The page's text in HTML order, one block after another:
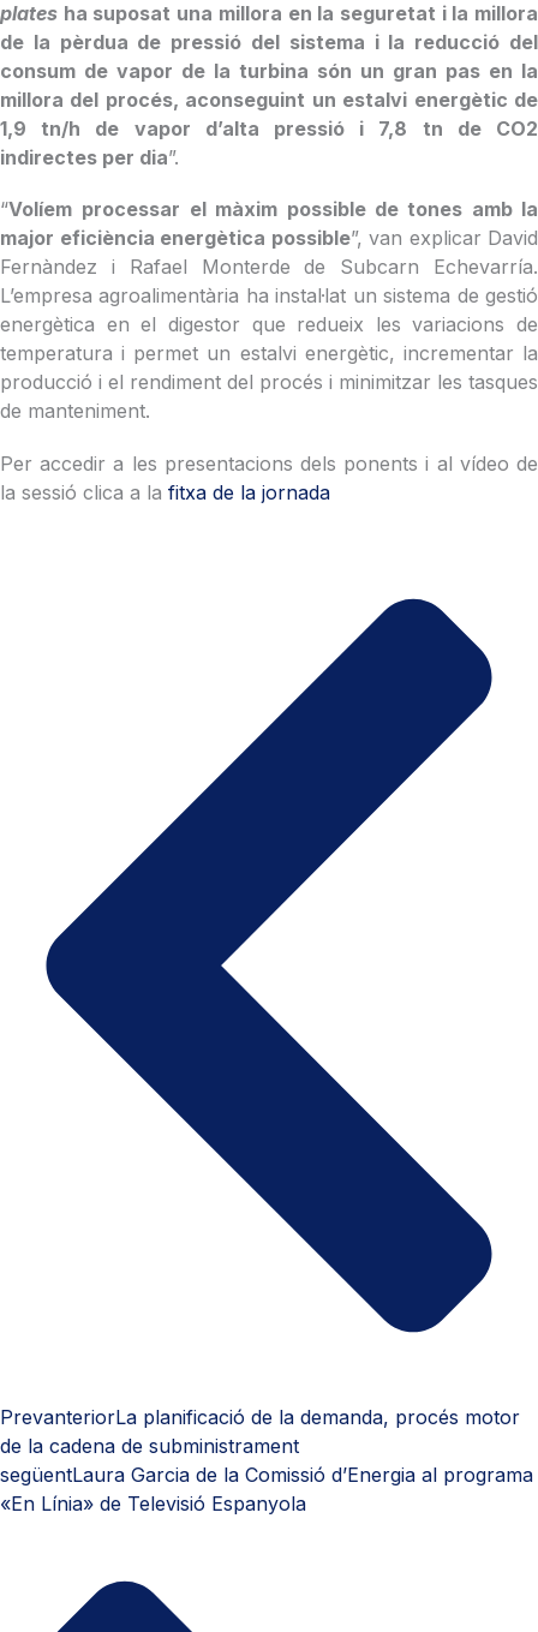
plates ha suposat una millora en la seguretat i la millora
de la pèrdua de pressió del sistema i la reducció del
consum de vapor de la turbina són un gran pas en la
millora del procés, aconseguint un estalvi energètic de
1,9 tn/h de vapor d’alta pressió i 7,8 tn de CO2
indirectes per dia”.
“Volíem processar el màxim possible de tones amb la
major eficiència energètica possible”, van explicar David
Fernàndez i Rafael Monterde de Subcarn Echevarría.
L’empresa agroalimentària ha instal·lat un sistema de gestió
energètica en el digestor que redueix les variacions de
temperatura i permet un estalvi energètic, incrementar la
producció i el rendiment del procés i minimitzar les tasques
de manteniment.
Per accedir a les presentacions dels ponents i al vídeo de
la sessió clica a la fitxa de la jornada
PrevanteriorLa planificació de la demanda, procés motor
de la cadena de subministrament
següentLaura Garcia de la Comissió d’Energia al programa
«En Línia» de Televisió Espanyola